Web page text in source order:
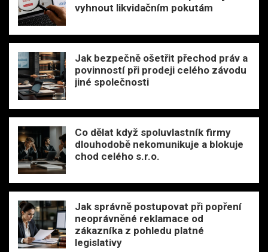
vyhnout likvidačním pokutám
Jak bezpečně ošetřit přechod práv a
povinností při prodeji celého závodu
jiné společnosti
Co dělat když spoluvlastník firmy
dlouhodobě nekomunikuje a blokuje
chod celého s.r.o.
Jak správně postupovat při popření
neoprávněné reklamace od
zákazníka z pohledu platné
legislativy